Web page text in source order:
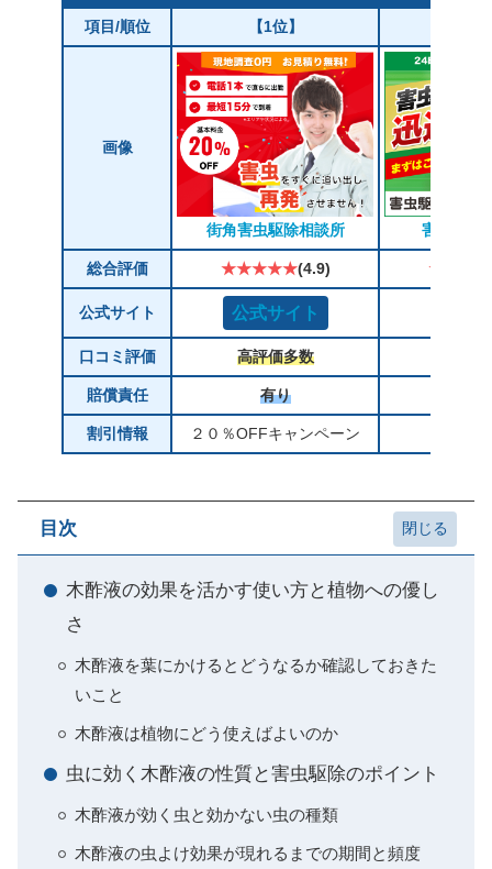
項目/順位 【1位】
画像
街角害虫駆除相談所 害虫駆除
総合評価 ★★★★★(4.9)
公式サイト 公式サイト
口コミ評価 高評価多数
賠償責任 有り
割引情報 ２０％OFFキャンペーン
目次
木酢液の効果を活かす使い方と植物への優し
さ
木酢液を葉にかけるとどうなるか確認しておきた
いこと
木酢液は植物にどう使えばよいのか
虫に効く木酢液の性質と害虫駆除のポイント
木酢液が効く虫と効かない虫の種類
木酢液の虫よけ効果が現れるまでの期間と頻度